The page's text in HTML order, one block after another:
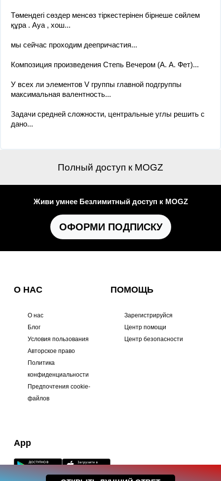
Төмендегі сөздер менсөз тіркестерінен бірнеше сөйлем
құра . Ауа , хош...
мы сейчас проходим деепричастия...
Композиция произведения Степь Вечером (А. А. Фет)...
У всех ли элементов V группы главной подгруппы
максимальная валентность...
Задачи средней сложности, центральные углы решить с
дано...
Полный доступ к MOGZ
Живи умнее Безлимитный доступ к MOGZ
ОФОРМИ ПОДПИСКУ
О НАС
О нас
Блог
Условия пользования
Авторское право
Политика
конфиденциальности
Предпочтения cookie-
файлов
ПОМОЩЬ
Зарегистрируйся
Центр помощи
Центр безопасности
App